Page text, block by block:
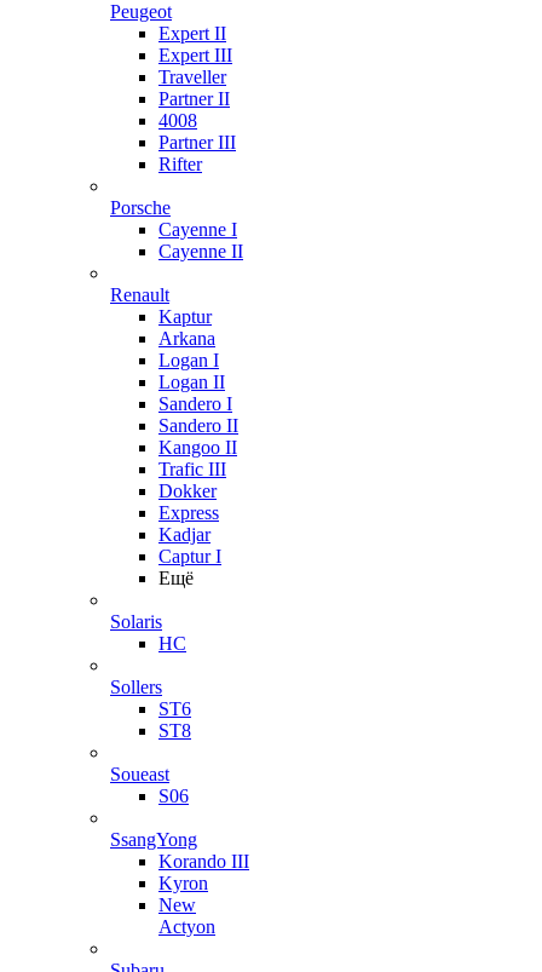
Peugeot
Expert II
Expert III
Traveller
Partner II
4008
Partner III
Rifter
Porsche
Cayenne I
Cayenne II
Renault
Kaptur
Arkana
Logan I
Logan II
Sandero I
Sandero II
Kangoo II
Trafic III
Dokker
Express
Kadjar
Captur I
Ещё
Solaris
HC
Sollers
ST6
ST8
Soueast
S06
SsangYong
Korando III
Kyron
New
Actyon